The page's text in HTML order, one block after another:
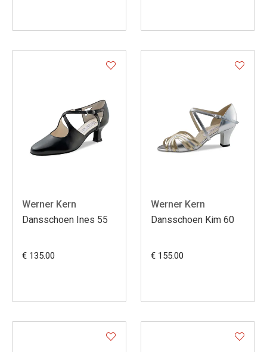
Werner Kern
Dansschoen Ines 55
€ 135.00
Werner Kern
Dansschoen Kim 60
€ 155.00